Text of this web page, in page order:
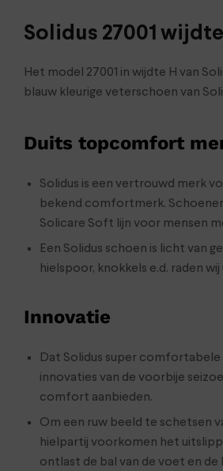
Solidus 27001
Het model 27001 in wijdte H van
blauw kleurige veterschoen van
Duits topcomfort
Solidus is een vertrouwd merk
bekend comfortmerk.
Solicare Soft lijn voor mensen
Een Solidus schoen is licht van
hielspoor, knokkels e.d. raden
Innovatie
Dat Solidus super comfortabele
innovaties van de voorbije
comfort aanbieden.
Om een ruw beeld te schetsen
hielpartij voorkomen het
ontlast de bal van de voet en